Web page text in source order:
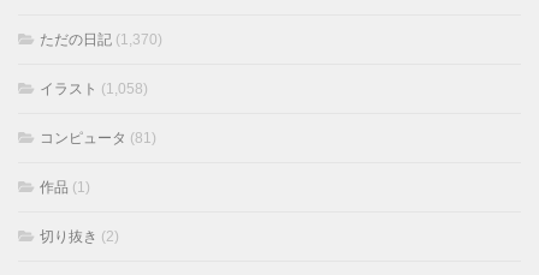
ただの日記 (1,370)
イラスト (1,058)
コンピュータ (81)
作品 (1)
切り抜き (2)